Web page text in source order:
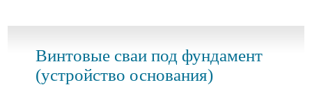
Винтовые сваи под фундамент
(устройство основания)